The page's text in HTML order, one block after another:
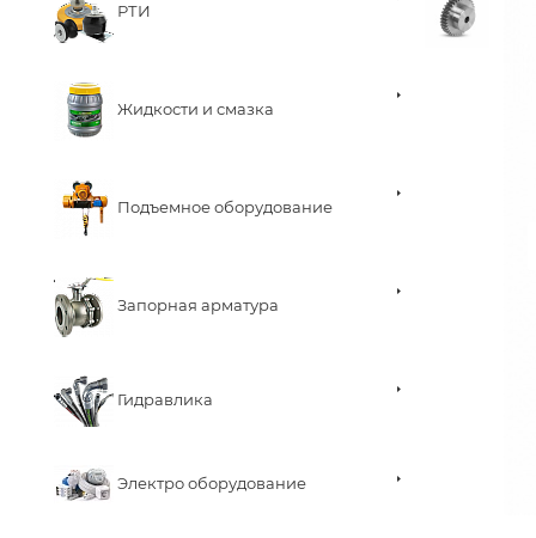
РТИ
Жидкости и смазка
Подъемное оборудование
Запорная арматура
Гидравлика
Электро оборудование